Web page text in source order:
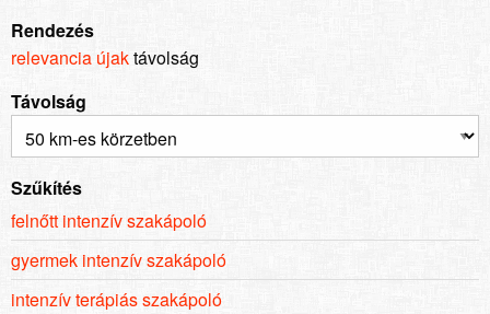
Rendezés
relevancia újaktávolság
Távolság
Szűkítés
felnőtt intenzív szakápoló
gyermek intenzív szakápoló
intenzív terápiás szakápoló